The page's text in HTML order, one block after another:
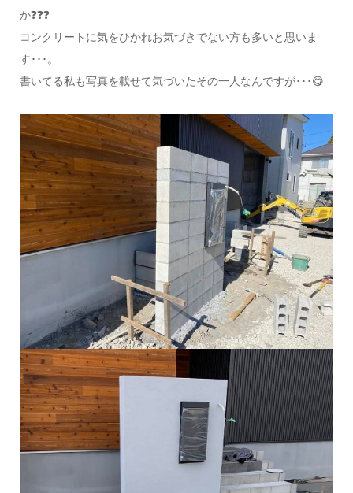
か❓❓❓
コンクリートに気をひかれお気づきでない方も多いと思いま
す･･･。
書いてる私も写真を載せて気づいたその一人なんですが･･･😋